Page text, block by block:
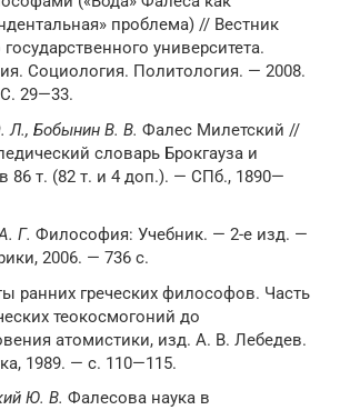
проблема) // Вестник
университета.
Социология. Политология. — 2008.
29—33.
Л., Бобынин В. В. Фалес Милетский //
словарь Брокгауза и
86 т. (82 т. и 4 доп.). — СПб., 1890—
Г. Философия: Учебник. — 2-е изд. —
2006. — 736 с.
ранних греческих философов. Часть
теокосмогоний до
атомистики, изд. А. В. Лебедев.
1989. — с. 110—115.
Ю. В. Фалесова наука в